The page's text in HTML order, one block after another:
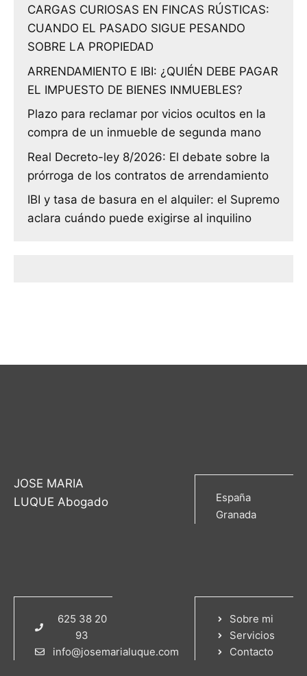
CARGAS CURIOSAS EN FINCAS RÚSTICAS:
CUANDO EL PASADO SIGUE PESANDO
SOBRE LA PROPIEDAD
ARRENDAMIENTO E IBI: ¿QUIÉN DEBE PAGAR
EL IMPUESTO DE BIENES INMUEBLES?
Plazo para reclamar por vicios ocultos en la
compra de un inmueble de segunda mano
Real Decreto-ley 8/2026: El debate sobre la
prórroga de los contratos de arrendamiento
IBI y tasa de basura en el alquiler: el Supremo
aclara cuándo puede exigirse al inquilino
JOSE MARIA
LUQUE Abogado
España
Granada
625 38 20
93
info@josemarialuque.com
Sobre mi
Servicios
Contacto